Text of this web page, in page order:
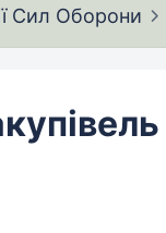
Сил Оборони